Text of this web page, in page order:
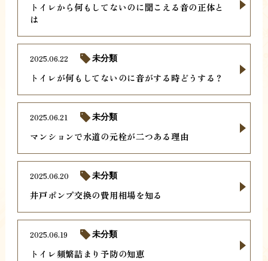
トイレから何もしてないのに聞こえる音の正体と
は
トイレが何もしてないのに音がする時どうする？
2025.06.22 未分類
マンションで水道の元栓が二つある理由
2025.06.21 未分類
井戸ポンプ交換の費用相場を知る
2025.06.20 未分類
トイレ頻繁詰まり予防の知恵
2025.06.19 未分類